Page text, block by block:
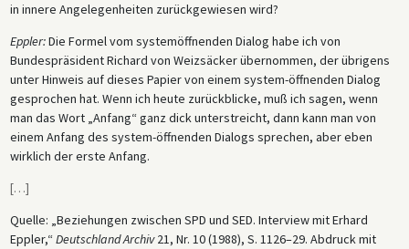
in innere Angelegenheiten zurückgewiesen wird?
Eppler:Die Formel vom systemöffnenden Dialog habe ich von
Bundespräsident Richard von Weizsäcker übernommen, der übrigens
unter Hinweis auf dieses Papier von einem system-öffnenden Dialog
gesprochen hat. Wenn ich heute zurückblicke, muß ich sagen, wenn
man das Wort „Anfang“ ganz dick unterstreicht, dann kann man von
einem Anfang des system-öffnenden Dialogs sprechen, aber eben
wirklich der erste Anfang.
[…]
Quelle: „Beziehungen zwischen SPD und SED. Interview mit Erhard
Eppler,“ Deutschland Archiv21, Nr. 10 (1988), S. 1126–29. Abdruck mit